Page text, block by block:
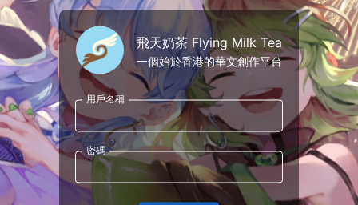
飛天奶茶 Flying Milk Tea
一個始於香港的華文創作平台
用戶名稱
密碼